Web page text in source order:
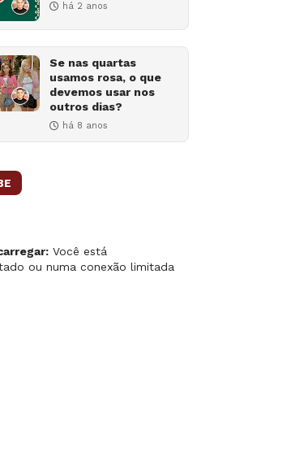
há 2 anos
Se nas quartas
usamos rosa, o que
devemos usar nos
outros dias?
há 8 anos
Você está
ou numa conexão limitada